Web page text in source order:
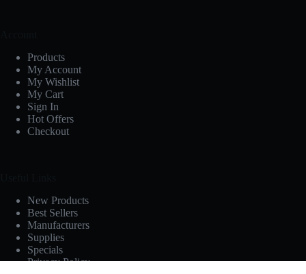
Products
My Account
My Wishlist
My Cart
Sign In
Hot Offers
Checkout
New Products
Best Sellers
Manufacturers
Supplies
Specials
Privacy Policy